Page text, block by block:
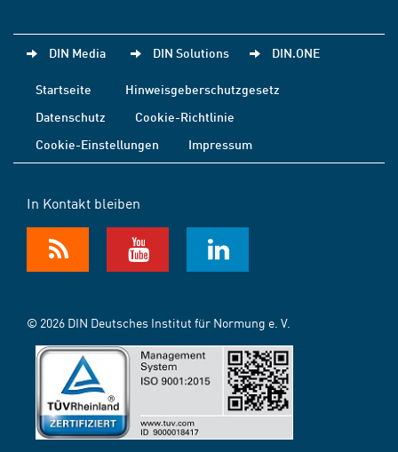
DIN Media DIN Solutions DIN.ONE
Startseite
Hinweisgeberschutzgesetz
Datenschutz
Cookie-Richtlinie
Cookie-Einstellungen
Impressum
In Kontakt bleiben
© 2026 DIN Deutsches Institut für Normung e. V.